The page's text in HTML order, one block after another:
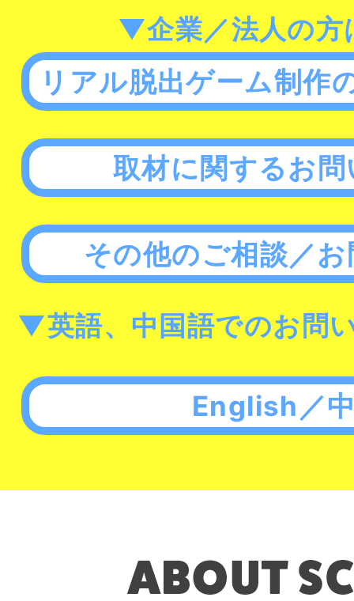
▼企業／法人の方
リアル脱出ゲーム制作
取材に関するお
その他のご相談／
▼英語、中国語でのお問
English／